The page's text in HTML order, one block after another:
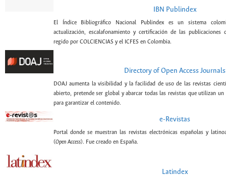
IBN Publindex
El Índice Bibliográfico Nacional Publindex es un sistema
actualización, escalafonamiento y certificación de las publicaciones
regido por COLCIENCIAS y el ICFES en Colombia.
Directory of Open Access Journals
DOAJ aumenta la visibilidad y la facilidad de uso de las revistas
abierto, pretende ser global y abarcar todas las revistas que utilizan
para garantizar el contenido.
e-Revistas
Portal donde se muestran las revistas electrónicas españolas y
(Open Access). Fue creado en España.
Latindex